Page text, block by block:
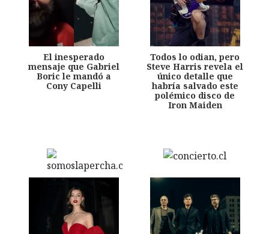
El inesperado
mensaje que Gabriel
Boric le mandó a
Cony Capelli
Todos lo odian, pero
Steve Harris revela el
único detalle que
habría salvado este
polémico disco de
Iron Maiden